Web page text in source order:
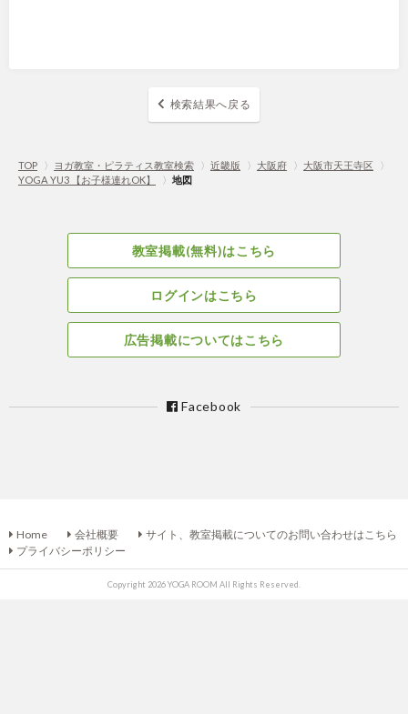
検索結果へ戻る
TOP 〉 ヨガ教室・ピラティス教室検索 〉 近畿版 〉 大阪府 〉 大阪市天王寺区
〉
YOGA YU3 【お子様連れOK】
〉 地図
教室掲載(無料)はこちら
ログインはこちら
広告掲載についてはこちら
Facebook
Home 会社概要
サイト、教室掲載についてのお問い合わせはこちら
プライバシーポリシー
Copyright 2026 YOGA ROOM All Rights Reserved.